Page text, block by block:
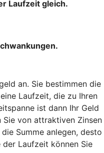
Laufzeit gleich.
an. Sie bestimmen die
Laufzeit, die zu Ihren
ist dann Ihr Geld
von attraktiven Zinsen
Summe anlegen, desto
Laufzeit können Sie